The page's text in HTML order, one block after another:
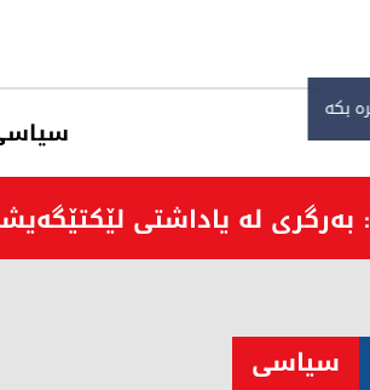
بکە
بەرگری لە یاداشتی
سیاسی